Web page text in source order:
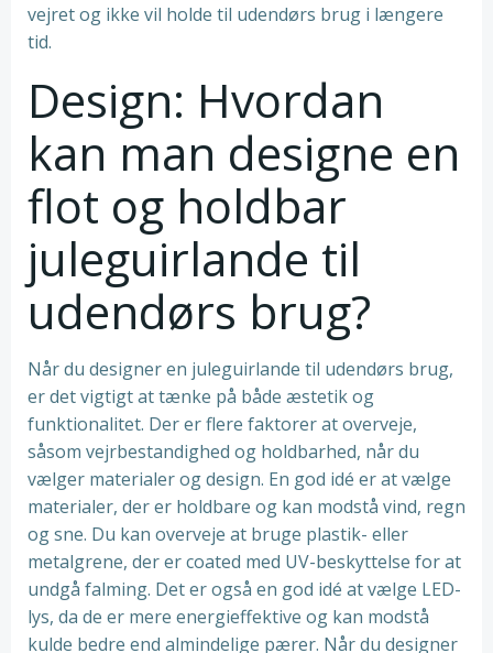
vejret og ikke vil holde til udendørs brug i længere
tid.
Design: Hvordan
kan man designe en
flot og holdbar
juleguirlande til
udendørs brug?
Når du designer en juleguirlande til udendørs brug,
er det vigtigt at tænke på både æstetik og
funktionalitet. Der er flere faktorer at overveje,
såsom vejrbestandighed og holdbarhed, når du
vælger materialer og design. En god idé er at vælge
materialer, der er holdbare og kan modstå vind, regn
og sne. Du kan overveje at bruge plastik- eller
metalgrene, der er coated med UV-beskyttelse for at
undgå falming. Det er også en god idé at vælge LED-
lys, da de er mere energieffektive og kan modstå
kulde bedre end almindelige pærer. Når du designer